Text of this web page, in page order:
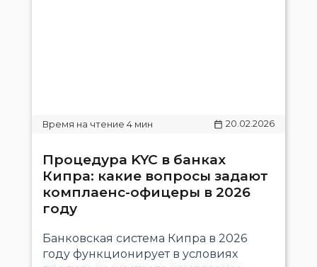
20.02.2026
Процедура KYC в банках
Кипра: какие вопросы задают
комплаенс-офицеры в 2026
году
Банковская система Кипра в 2026
году функционирует в условиях